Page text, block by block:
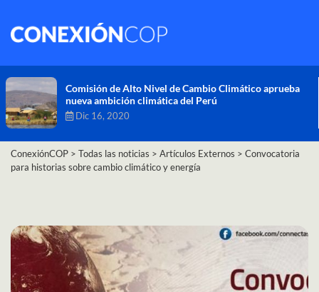
Comisión de Alto Nivel de Cambio Climático aprueba
nueva ambición climática del Perú
Dic 16, 2020
ConexiónCOP > Todas las noticias > Artículos Externos > Convocatoria
para historias sobre cambio climático y energía